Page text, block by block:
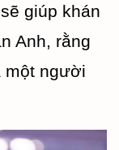
giúp khán
Anh, rằng
một người